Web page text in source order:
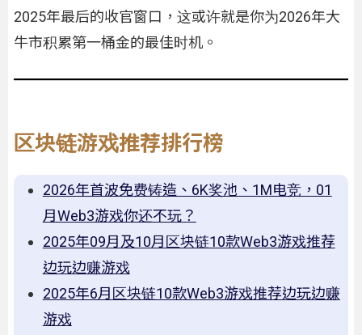
2025年最后的收官窗口，这或许就是你为2026年大
牛市积累第一桶金的最佳时机。
区块链游戏推荐排行榜
2026年首波免费铸造、6K奖池、1M电竞，01
月Web3游戏你还不玩？
2025年09月及10月区块链10款Web3游戏推荐
边玩边赚游戏
2025年6月区块链10款Web3游戏推荐边玩边赚
游戏